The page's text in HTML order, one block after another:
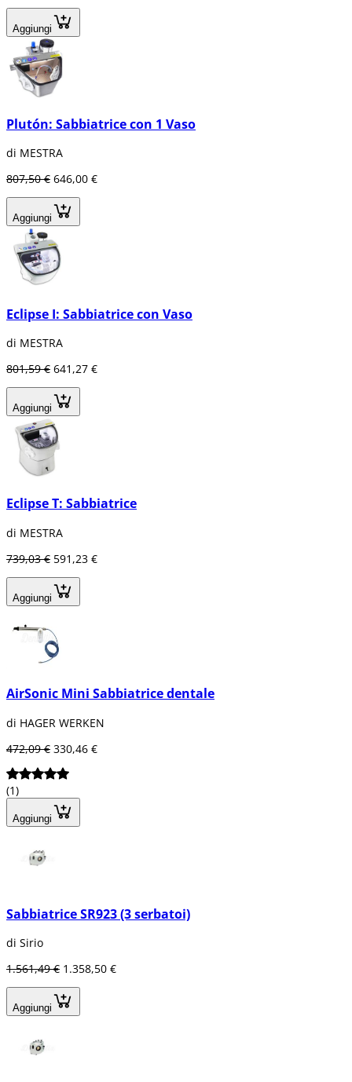
Aggiungi
Plutón: Sabbiatrice con 1 Vaso
di MESTRA
807,50 € 646,00 €
Aggiungi
Eclipse I: Sabbiatrice con Vaso
di MESTRA
801,59 € 641,27 €
Aggiungi
Eclipse T: Sabbiatrice
di MESTRA
739,03 € 591,23 €
Aggiungi
AirSonic Mini Sabbiatrice dentale
di HAGER WERKEN
472,09 € 330,46 €
(1)
Aggiungi
Sabbiatrice SR923 (3 serbatoi)
di Sirio
1.561,49 € 1.358,50 €
Aggiungi